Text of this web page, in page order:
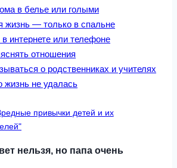
в белье или голыми
жизнь — только в спальне
в интернете или телефоне
отношения
о родственниках и учителях
жизнь не удалась
привычки детей и их
нельзя, но папа очень